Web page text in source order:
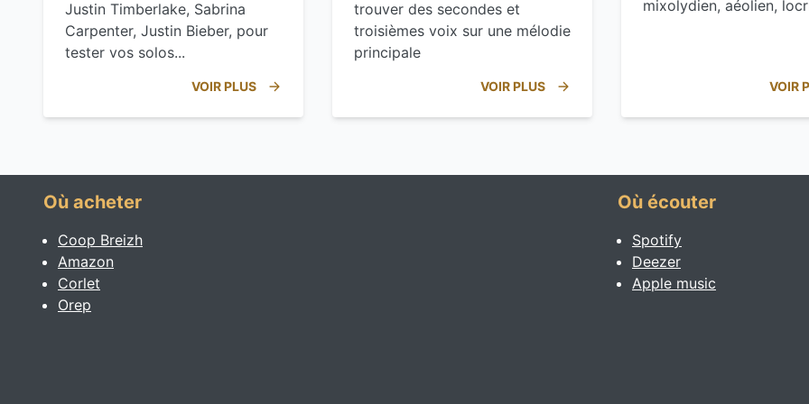
Justin Timberlake, Sabrina
Carpenter, Justin Bieber, pour
tester vos solos...
VOIR PLUS
trouver des secondes et
troisièmes voix sur une mélodie
principale
VOIR PLUS
mixolydien, aéolien,
VOIR
Où acheter
Coop Breizh
Amazon
Corlet
Orep
Où écouter
Spotify
Deezer
Apple music